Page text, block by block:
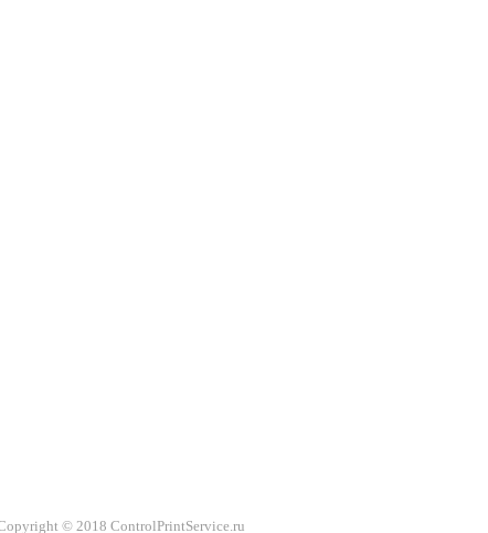
© 2018 ControlPrintService.ru